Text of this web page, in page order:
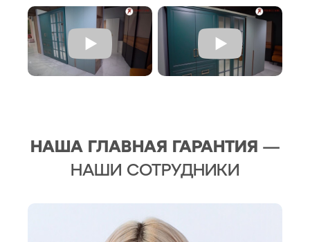
НАША ГЛАВНАЯ ГАРАНТИЯ —
НАШИ СОТРУДНИКИ